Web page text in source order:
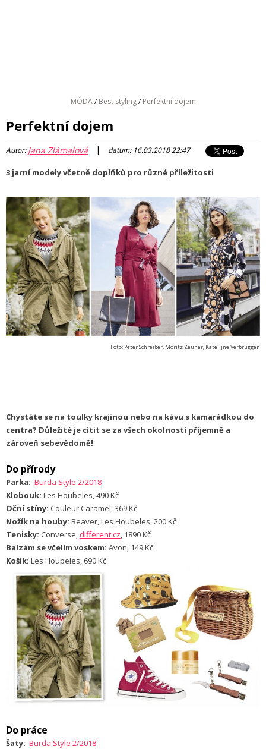
MÓDA / Best styling / Perfektní dojem
Perfektní dojem
Autor:Jana Zlámalová | datum: 16.03.2018 22:47
3 jarní modely včetně doplňků pro různé příležitosti
Foto: Peter Schreiber, Moritz Zauner, Katelijne Verbruggen
Chystáte se na toulky krajinou nebo na kávu s kamarádkou do
centra? Důležité je cítit se za všech okolností příjemně a
zároveň sebevědomě!
Do přírody
Parka: Burda Style 2/2018
Klobouk: Les Houbeles, 490 Kč
Oční stíny: Couleur Caramel, 369 Kč
Nožík na houby: Beaver, Les Houbeles, 200 Kč
Tenisky: Converse,different.cz, 1890 Kč
Balzám se včelím voskem: Avon, 149 Kč
Košík: Les Houbeles, 690 Kč
Do práce
Šaty: Burda Style 2/2018